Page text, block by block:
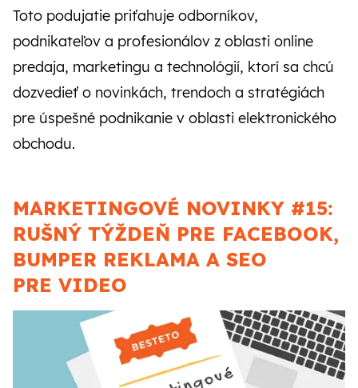
Kontakt
CZ SK
Toto podujatie priťahuje odborníkov,
podnikateľov a profesionálov z oblasti online
predaja, marketingu a technológií, ktorí sa chcú
dozvedieť o novinkách, trendoch a stratégiách
pre úspešné podnikanie v oblasti elektronického
obchodu.
MARKETINGOVÉ NOVINKY #15:
RUŠNÝ TÝŽDEŇ PRE FACEBOOK,
BUMPER REKLAMA A SEO
PRE VIDEO